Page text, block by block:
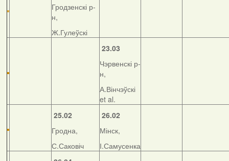
Гродзенскі р-
н,
Ж.Гулеўскі
23.03
Чэрвенскі р-
н,
А.Вінчэўскі
et al.
25.02
Гродна,
С.Саковіч
26.02
Мінск,
І.Самусенка